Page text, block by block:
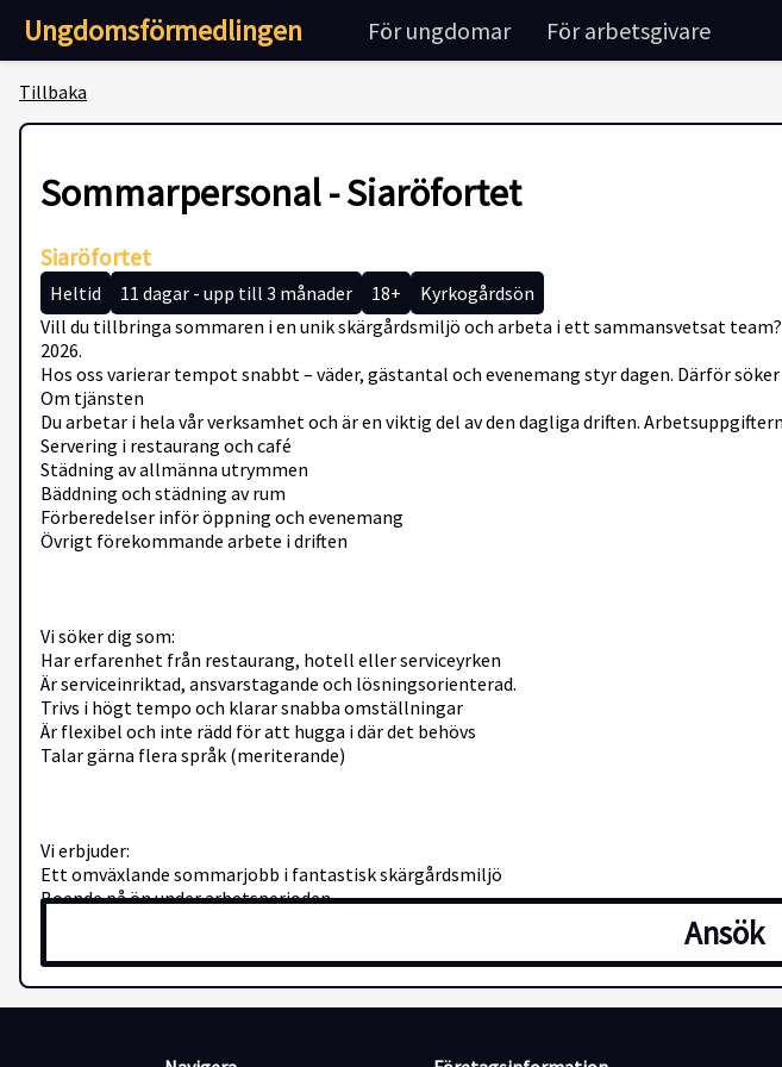
Ungdomsförmedlingen För ungdomar För arbetsgivare
Tillbaka
Sommarpersonal - Siaröfortet
Siaröfortet
Heltid 11 dagar - upp till 3 månader 18+
Kyrkogårdsön
Vill du tillbringa sommaren i en unik skärgårdsmiljö och arbeta i ett sammansvetsat
2026.
Hos oss varierar tempot snabbt – väder, gästantal och evenemang styr dagen. Därför
Om tjänsten
Du arbetar i hela vår verksamhet och är en viktig del av den dagliga driften.
Servering i restaurang och café
Städning av allmänna utrymmen
Bäddning och städning av rum
Förberedelser inför öppning och evenemang
Övrigt förekommande arbete i driften
Vi söker dig som:
Har erfarenhet från restaurang, hotell eller serviceyrken
Är serviceinriktad, ansvarstagande och lösningsorienterad.
Trivs i högt tempo och klarar snabba omställningar
Är flexibel och inte rädd för att hugga i där det behövs
Talar gärna flera språk (meriterande)
Vi erbjuder:
Ett omväxlande sommarjobb i fantastisk skärgårdsmiljö
Boende på ön under arbetsperioden
Ansök